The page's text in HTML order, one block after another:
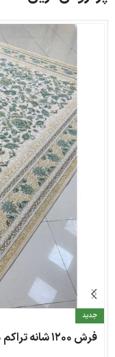
جدید
فرش ۱۲۰۰ شانه تراکم ۳۶۰۰ برجسته نقشه رویا صدفی ده رنگ